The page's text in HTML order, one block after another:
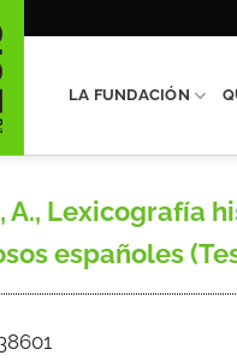
LA FUNDACIÓN
A., Lexicografía
españoles